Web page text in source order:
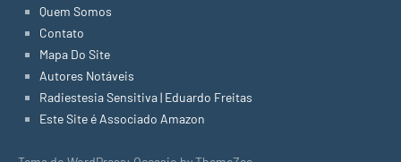
Quem Somos
Contato
Mapa Do Site
Autores Notáveis
Radiestesia Sensitiva | Eduardo Freitas
Este Site é Associado Amazon